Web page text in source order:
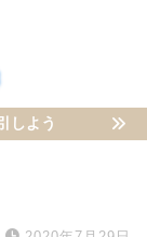
しよう